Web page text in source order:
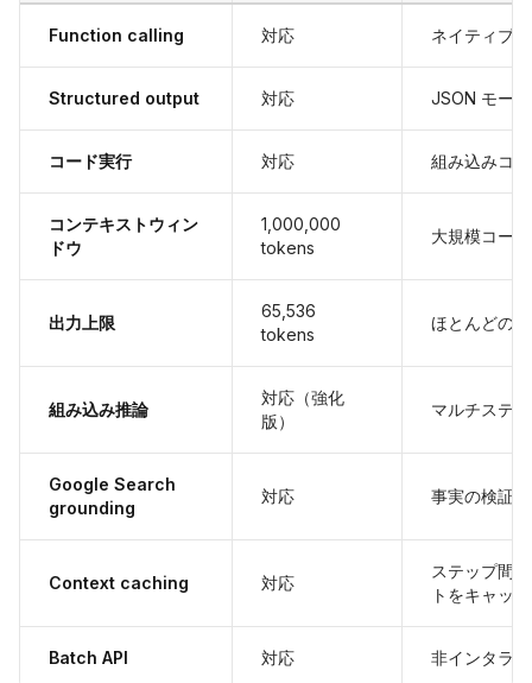
Function calling 対応 ネイティブ
Structured output 対応 JSON モー
コード実行 対応 組み込みコ
コンテキストウィン
ドウ
1,000,000
tokens
大規模コー
出力上限
65,536
tokens
ほとんどの
組み込み推論
対応（強化
版）
マルチステ
Google Search
grounding
対応 事実の検証
Context caching 対応
ステップ間
トをキャッ
Batch API 対応 非インタラ